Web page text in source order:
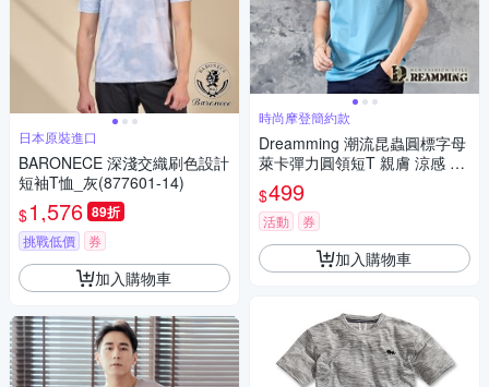
日本原裝進口
BARONECE 深淺交織刷色設計
短袖T恤_灰(877601-14)
$1,576 89折
挑戰低價 券
加入購物車
時尚摩登簡約款
Dreamming 潮流昆蟲圓標字母
萊卡彈力圓領短T 親膚 涼感 透
氣-共二色
$499
活動 券
加入購物車